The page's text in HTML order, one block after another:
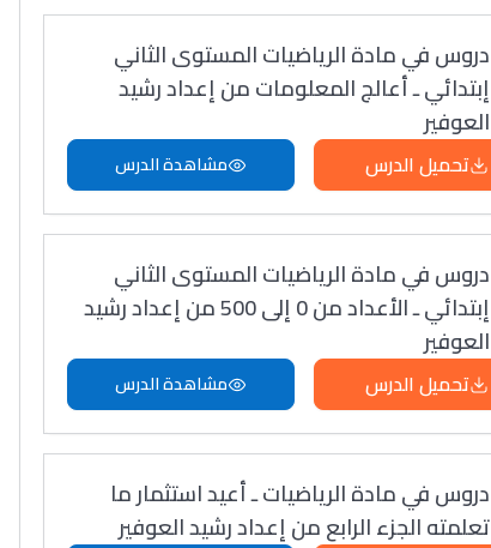
دروس في مادة الرياضيات المستوى الثاني
إبتدائي ـ أعالج المعلومات من إعداد رشيد
العوفير
تحميل الدرس مشاهدة الدرس
دروس في مادة الرياضيات المستوى الثاني
إبتدائي ـ الأعداد من 0 إلى 500 من إعداد رشيد
العوفير
تحميل الدرس مشاهدة الدرس
دروس في مادة الرياضيات ـ أعيد استثمار ما
تعلمته الجزء الرابع من إعداد رشيد العوفير